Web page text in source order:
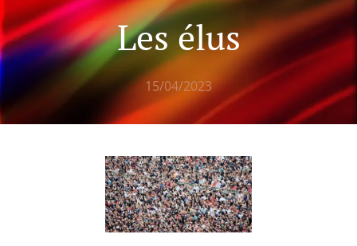
Les élus
15/04/2023